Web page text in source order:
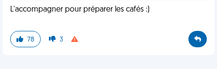
L'accompagner pour préparer les cafés :)
78 3